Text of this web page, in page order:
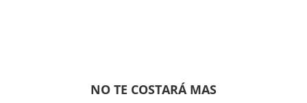
NO TE COSTARÁ MAS